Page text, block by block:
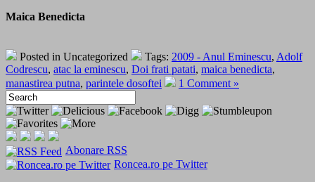
Maica Benedicta
Posted in Uncategorized Tags: 2009 - Anul Eminescu, Adolf
Codrescu, atac la eminescu, Doi frati patati, maica benedicta,
manastirea putna, parintele dosoftei 1 Comment »
Abonare RSS
Roncea.ro pe Twitter